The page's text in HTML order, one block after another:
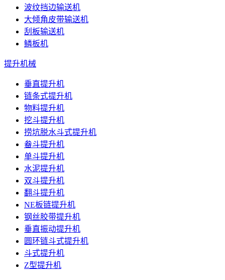
波纹挡边输送机
大倾角皮带输送机
刮板输送机
鳞板机
提升机械
垂直提升机
链条式提升机
物料提升机
挖斗提升机
捞坑脱水斗式提升机
畚斗提升机
单斗提升机
水泥提升机
双斗提升机
翻斗提升机
NE板链提升机
钢丝胶带提升机
垂直振动提升机
圆环链斗式提升机
斗式提升机
Z型提升机